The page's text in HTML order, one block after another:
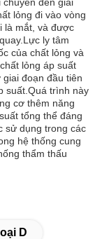
lỏng đi vào vòng
là mắt, và được
ly tâm
của chất lỏng và
lỏng áp suất
đoạn đầu tiên
suất.Quá trình này
cơ thêm năng
tổng thể đáng
sử dụng trong các
hệ thống cung
thẩm thấu
D